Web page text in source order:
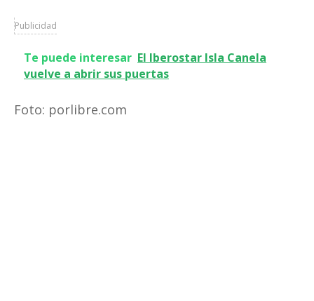
Publicidad
Te puede interesar El Iberostar Isla Canela
vuelve a abrir sus puertas
Foto: porlibre.com